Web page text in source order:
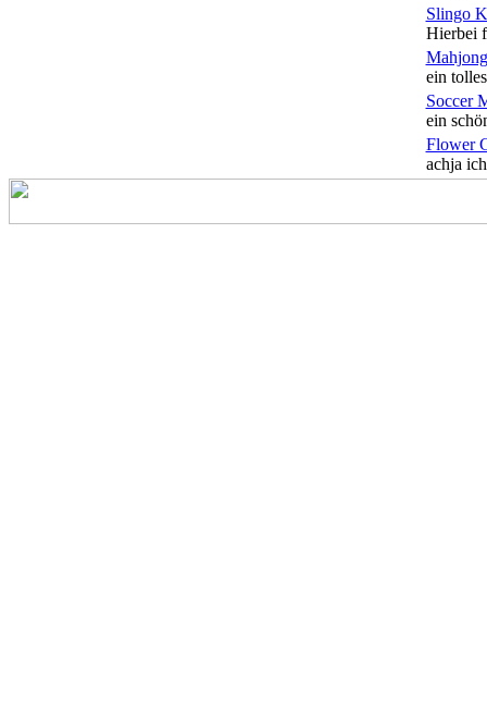
Slingo
Hierbei
ein
Soccer
ein
Flower
achja